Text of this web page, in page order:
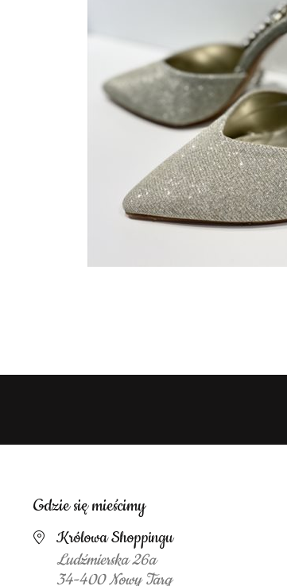
Gdzie się mieścimy
Królowa Shoppingu
Ludźmierska 26a
34-400 Nowy Targ